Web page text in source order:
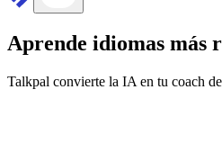
Aprende idiomas más
Talkpal convierte la IA en tu coach